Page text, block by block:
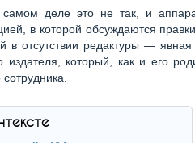
деле это не так, и
в которой обсуждаются
в отсутствии редактуры —
издателя, который, как и его
сотрудника.